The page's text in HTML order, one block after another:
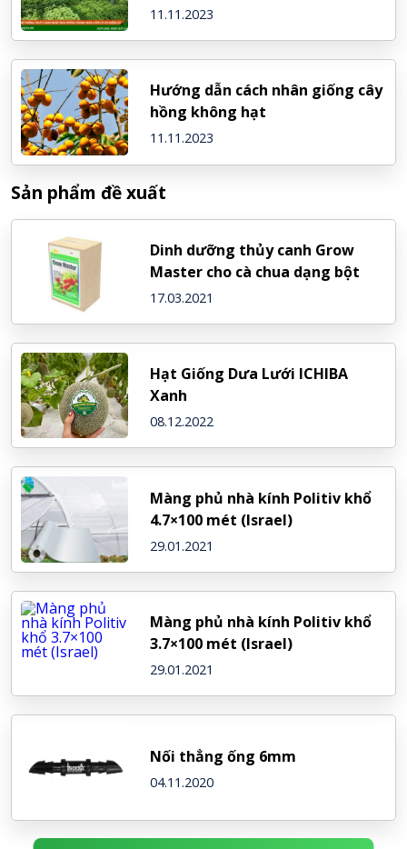
11.11.2023
Hướng dẫn cách nhân giống cây
hồng không hạt
11.11.2023
Sản phẩm đề xuất
Dinh dưỡng thủy canh Grow
Master cho cà chua dạng bột
17.03.2021
Hạt Giống Dưa Lưới ICHIBA
Xanh
08.12.2022
Màng phủ nhà kính Politiv khổ
4.7×100 mét (Israel)
29.01.2021
Màng phủ nhà kính Politiv khổ
3.7×100 mét (Israel)
29.01.2021
Nối thẳng ống 6mm
04.11.2020